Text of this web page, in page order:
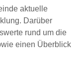
aktuelle
Darüber
rund um die
einen Überblick